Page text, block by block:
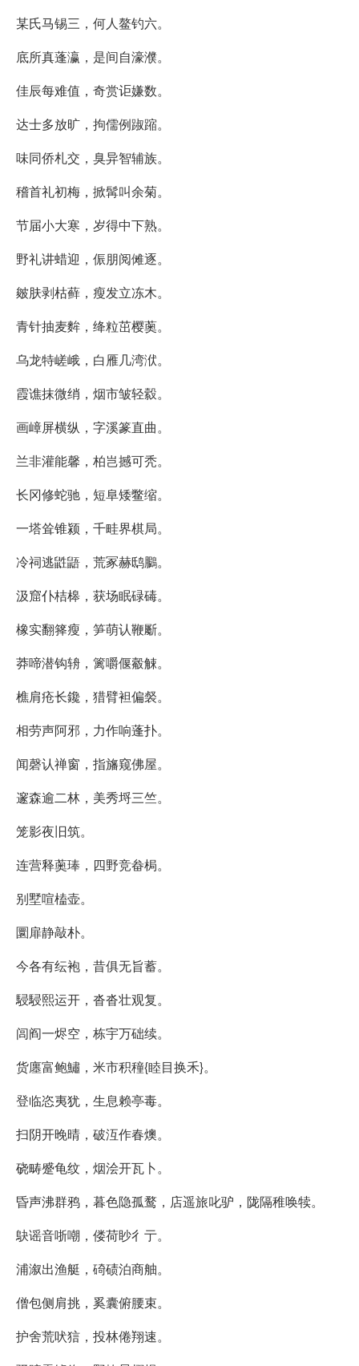
某氏马锡三，何人鳌钓六。
底所真蓬瀛，是间自濠濮。
佳辰每难值，奇赏讵嫌数。
达士多放旷，拘儒例踧蹜。
味同侨札交，臭异智辅族。
稽首礼初梅，掀髯叫余菊。
节届小大寒，岁得中下熟。
野礼讲蜡迎，侲朋阅傩逐。
皴肤剥枯藓，瘦发立冻木。
青针抽麦麰，绛粒茁樱薁。
乌龙特嵯峨，白雁几湾洑。
霞谯抹微绡，烟市皱轻縠。
画嶂屏横纵，字溪篆直曲。
兰非灌能馨，柏岂撼可秃。
长冈修蛇驰，短阜矮鳖缩。
一塔耸锥颍，千畦界棋局。
冷祠逃鼪鼯，荒冢赫鸱鵩。
汲窟仆桔槔，获场眠碌碡。
橡实翻箨瘦，笋萌认鞭斸。
莽啼潜钩辀，篱嚼偃觳觫。
樵肩疮长鑱，猎臂袒偏裻。
相劳声阿邪，力作响蓬扑。
闻磬认禅窗，指旛窥佛屋。
邃森逾二林，美秀埒三竺。
笼影夜旧筑。
连营释薁琫，四野竞畚梮。
别墅喧榼壶。
圜扉静敲朴。
今各有纭袍，昔俱无旨蓄。
駸駸熙运开，沓沓壮观复。
闾阎一烬空，栋宇万础续。
货廛富鲍鱐，米市积穜{睦目换禾}。
登临恣夷犹，生息赖亭毒。
扫阴开晚晴，破沍作春燠。
硗畴蹙龟纹，烟浍开瓦卜。
昏声沸群鸦，暮色隐孤鹜，店遥旅叱驴，陇隔稚唤犊。
鴃谣音哳嘲，偻荷眇彳亍。
浦溆出渔艇，碕碛泊商舳。
僧包侧肩挑，奚囊俯腰束。
护舍荒吠狺，投林倦翔速。